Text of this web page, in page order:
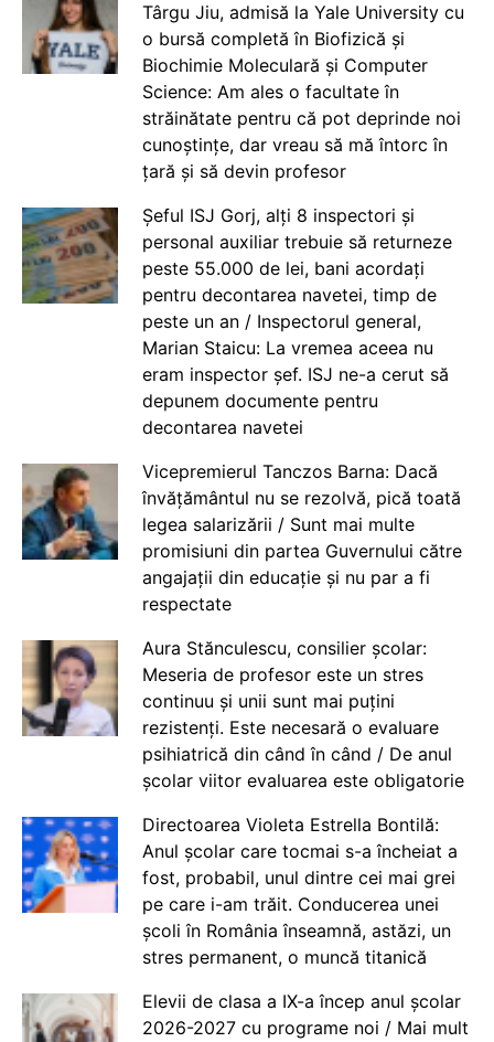
Târgu Jiu, admisă la Yale University cu
o bursă completă în Biofizică și
Biochimie Moleculară și Computer
Science: Am ales o facultate în
străinătate pentru că pot deprinde noi
cunoștințe, dar vreau să mă întorc în
țară și să devin profesor
Șeful ISJ Gorj, alți 8 inspectori și
personal auxiliar trebuie să returneze
peste 55.000 de lei, bani acordați
pentru decontarea navetei, timp de
peste un an / Inspectorul general,
Marian Staicu: La vremea aceea nu
eram inspector șef. ISJ ne-a cerut să
depunem documente pentru
decontarea navetei
Vicepremierul Tanczos Barna: Dacă
învățământul nu se rezolvă, pică toată
legea salarizării / Sunt mai multe
promisiuni din partea Guvernului către
angajații din educație și nu par a fi
respectate
Aura Stănculescu, consilier școlar:
Meseria de profesor este un stres
continuu și unii sunt mai puțini
rezistenți. Este necesară o evaluare
psihiatrică din când în când / De anul
școlar viitor evaluarea este obligatorie
Directoarea Violeta Estrella Bontilă:
Anul școlar care tocmai s-a încheiat a
fost, probabil, unul dintre cei mai grei
pe care i-am trăit. Conducerea unei
școli în România înseamnă, astăzi, un
stres permanent, o muncă titanică
Elevii de clasa a IX-a încep anul școlar
2026-2027 cu programe noi / Mai mult